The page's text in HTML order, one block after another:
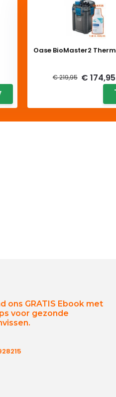
Oase BioMaster2
€ 219,95 € 174,95
ons GRATIS Ebook met
voor gezonde